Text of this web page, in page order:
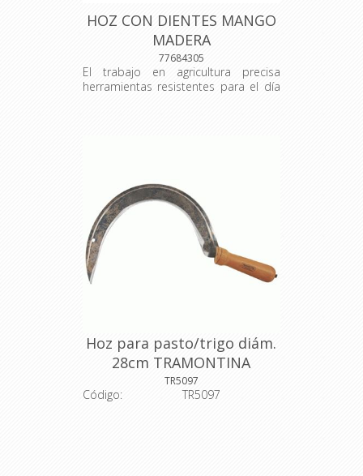
HOZ CON DIENTES MANGO
MADERA
77684305
El trabajo en agricultura precisa
herramientas resistentes para el día
Hoz para pasto/trigo diám.
28cm TRAMONTINA
TR5097
Código:
TR5097